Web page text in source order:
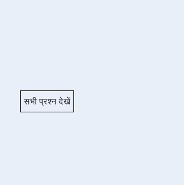
सभी प्रश्न देखें